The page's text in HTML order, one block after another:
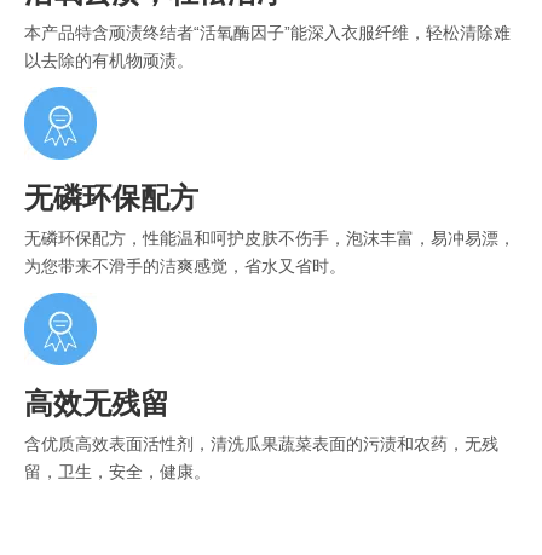
本产品特含顽渍终结者“活氧酶因子”能深入衣服纤维，轻松清除难
以去除的有机物顽渍。
无磷环保配方
无磷环保配方，性能温和呵护皮肤不伤手，泡沫丰富，易冲易漂，
为您带来不滑手的洁爽感觉，省水又省时。
高效无残留
含优质高效表面活性剂，清洗瓜果蔬菜表面的污渍和农药，无残
留，卫生，安全，健康。